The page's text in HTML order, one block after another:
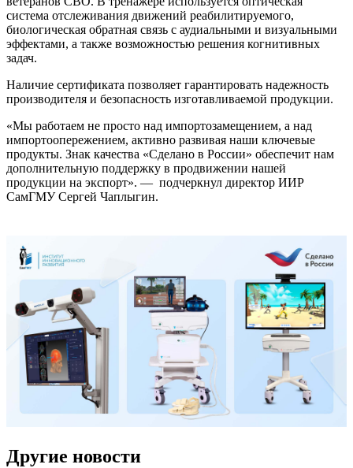
система отслеживания движений реабилитируемого,
биологическая обратная связь с аудиальными и визуальными
эффектами, а также возможностью решения когнитивных
задач.
Наличие сертификата позволяет гарантировать надежность
производителя и безопасность изготавливаемой продукции.
«Мы работаем не просто над импортозамещением, а над
импортоопережением, активно развивая наши ключевые
продукты. Знак качества «Сделано в России» обеспечит нам
дополнительную поддержку в продвижении нашей
продукции на экспорт». — подчеркнул директор ИИР
СамГМУ Сергей Чаплыгин.
Другие новости